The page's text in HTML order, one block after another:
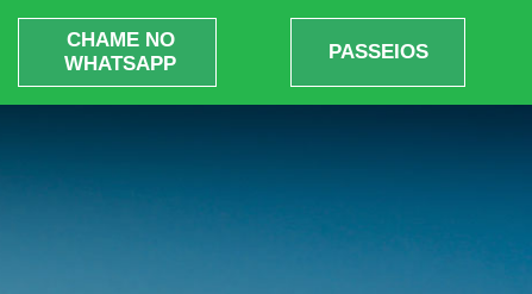
CHAME NO
WHATSAPP
PASSEIOS